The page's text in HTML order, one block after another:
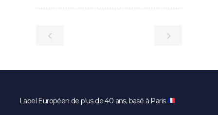
Label Européen de plus de 40 ans, basé à Paris